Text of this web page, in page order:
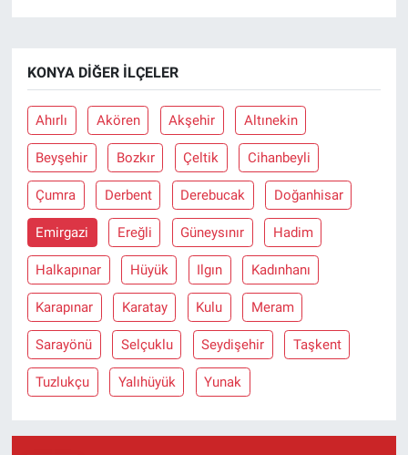
KONYA DIĞER İLÇELER
Ahırlı Akören Akşehir Altınekin
Beyşehir Bozkır Çeltik Cihanbeyli
Çumra Derbent Derebucak Doğanhisar
Emirgazi Ereğli Güneysınır Hadim
Halkapınar Hüyük Ilgın Kadınhanı
Karapınar Karatay Kulu Meram
Sarayönü Selçuklu Seydişehir Taşkent
Tuzlukçu Yalıhüyük Yunak